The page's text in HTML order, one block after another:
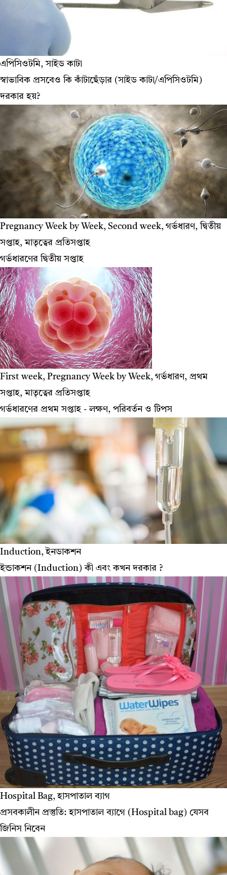
এপিসিওটমি, সাইড কাটা
স্বাভাবিক প্রসবেও কি কাঁটাছেঁড়ার (সাইড কাটা/এপিসিওটমি)
দরকার হয়?
Pregnancy Week by Week, Second week, গর্ভধারণ, দ্বিতীয়
সপ্তাহ, মাতৃত্বের প্রতিসপ্তাহ
গর্ভধারণের দ্বিতীয় সপ্তাহ
First week, Pregnancy Week by Week, গর্ভধারণ, প্রথম
সপ্তাহ, মাতৃত্বের প্রতিসপ্তাহ
গর্ভধারণের প্রথম সপ্তাহ - লক্ষণ, পরিবর্তন ও টিপস
Induction, ইনডাকশন
ইন্ডাকশন (Induction) কী এবং কখন দরকার ?
Hospital Bag, হাসপাতাল ব্যাগ
প্রসবকালীন প্রস্তুতি: হাসপাতাল ব্যাগে (Hospital bag) যেসব
জিনিস নিবেন